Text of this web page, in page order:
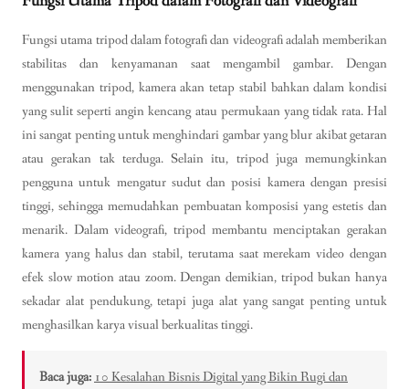
Fungsi utama tripod dalam fotografi dan videografi adalah memberikan
stabilitas dan kenyamanan saat mengambil gambar. Dengan
menggunakan tripod, kamera akan tetap stabil bahkan dalam kondisi
yang sulit seperti angin kencang atau permukaan yang tidak rata. Hal
ini sangat penting untuk menghindari gambar yang blur akibat getaran
atau gerakan tak terduga. Selain itu, tripod juga memungkinkan
pengguna untuk mengatur sudut dan posisi kamera dengan presisi
tinggi, sehingga memudahkan pembuatan komposisi yang estetis dan
menarik. Dalam videografi, tripod membantu menciptakan gerakan
kamera yang halus dan stabil, terutama saat merekam video dengan
efek slow motion atau zoom. Dengan demikian, tripod bukan hanya
sekadar alat pendukung, tetapi juga alat yang sangat penting untuk
menghasilkan karya visual berkualitas tinggi.
Baca juga:10 Kesalahan Bisnis Digital yang Bikin Rugi dan